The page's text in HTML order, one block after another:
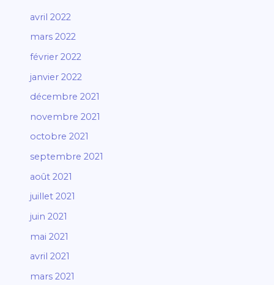
avril 2022
mars 2022
février 2022
janvier 2022
décembre 2021
novembre 2021
octobre 2021
septembre 2021
août 2021
juillet 2021
juin 2021
mai 2021
avril 2021
mars 2021